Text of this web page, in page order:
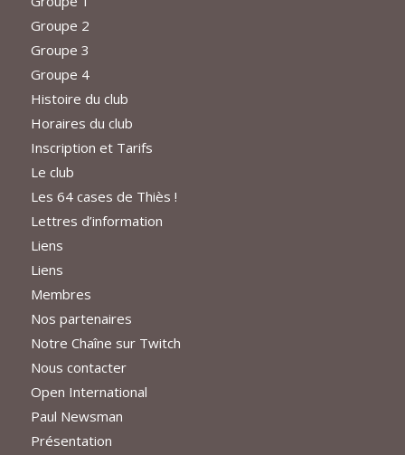
Groupe 2
Groupe 3
Groupe 4
Histoire du club
Horaires du club
Inscription et Tarifs
Le club
Les 64 cases de Thiès !
Lettres d’information
Liens
Liens
Membres
Nos partenaires
Notre Chaîne sur Twitch
Nous contacter
Open International
Paul Newsman
Présentation